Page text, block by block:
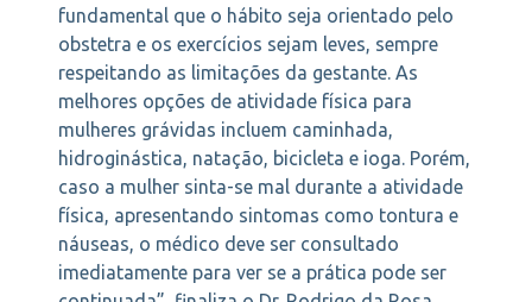
fundamental que o hábito seja orientado pelo
obstetra e os exercícios sejam leves, sempre
respeitando as limitações da gestante. As
melhores opções de atividade física para
mulheres grávidas incluem caminhada,
hidroginástica, natação, bicicleta e ioga. Porém,
caso a mulher sinta-se mal durante a atividade
física, apresentando sintomas como tontura e
náuseas, o médico deve ser consultado
imediatamente para ver se a prática pode ser